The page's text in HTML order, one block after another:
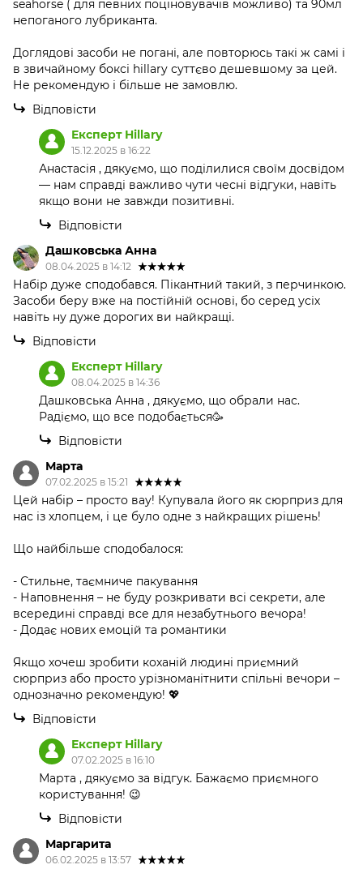
seahorse ( для певних поціновувачів можливо) та 90мл
непоганого лубриканта.
Доглядові засоби не погані, але повторюсь такі ж самі і
в звичайному боксі hillary суттєво дешевшому за цей.
Не рекомендую і більше не замовлю.
Відповісти
Експерт Hillary
15.12.2025 в 16:22
Анастасія , дякуємо, що поділилися своїм досвідом
— нам справді важливо чути чесні відгуки, навіть
якщо вони не завжди позитивні.
Відповісти
Дашковська Анна
08.04.2025 в 14:12
Набір дуже сподобався. Пікантний такий, з перчинкою.
Засоби беру вже на постійній основі, бо серед усіх
навіть ну дуже дорогих ви найкращі.
Відповісти
Експерт Hillary
08.04.2025 в 14:36
Дашковська Анна , дякуємо, що обрали нас.
Радіємо, що все подобається🥳
Відповісти
Марта
07.02.2025 в 15:21
Цей набір – просто вау! Купувала його як сюрприз для
нас із хлопцем, і це було одне з найкращих рішень!
Що найбільше сподобалося:
- Стильне, таємниче пакування
- Наповнення – не буду розкривати всі секрети, але
всередині справді все для незабутнього вечора!
- Додає нових емоцій та романтики
Якщо хочеш зробити коханій людині приємний
сюрприз або просто урізноманітнити спільні вечори –
однозначно рекомендую! 💖
Відповісти
Експерт Hillary
07.02.2025 в 16:10
Марта , дякуємо за відгук. Бажаємо приємного
користування! 😉
Відповісти
Маргарита
06.02.2025 в 13:57